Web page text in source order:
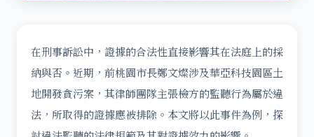
在刑事訴訟中，證據的合法性直接影響其在法庭上的採
納與否。近期，前桃園市長鄭文燦涉及華亞科技園區土
地開發貪污案，其律師團隊主張檢方的監聽行為屬於違
法，所取得的證據應被排除。本文將以此事件為例，探